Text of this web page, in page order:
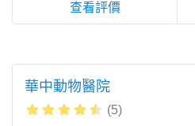
查看評價
華中動物醫院
(5)